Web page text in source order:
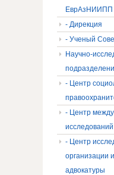
ЕврАзНИИПП
- Дирекция
- Ученый
Научно-
- Центр
- Центр
исследований
- Центр
организации
адвокатуры